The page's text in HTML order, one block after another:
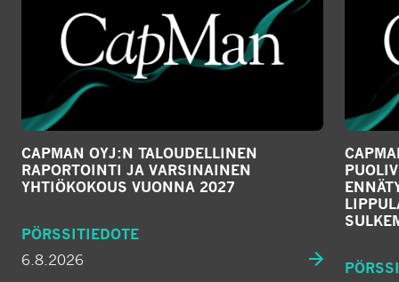
CAPMAN OYJ:N TALOUDELLINEN
RAPORTOINTI JA VARSINAINEN
YHTIÖKOKOUS VUONNA 2027
PÖRSSITIEDOTE
6.8.2026